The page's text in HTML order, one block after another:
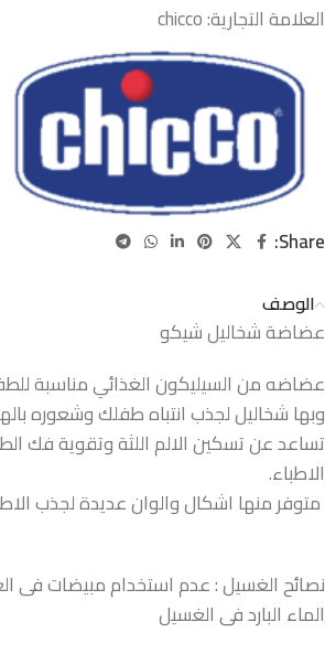
العلامة التجارية:chicco
Share:
الوصف
عضاضة شخاليل شيكو
عضاضه من السيليكون الغذائي مناسبة
وبها شخاليل لجذب انتباه طفلك وشعوره
تساعد عن تسكين الالم اللثة وتقوية فك
الاطباء.
متوفر منها اشكال والوان عديدة لجذب
نصائح الغسيل : عدم استخدام مبيضات فى
الماء البارد فى الغسيل